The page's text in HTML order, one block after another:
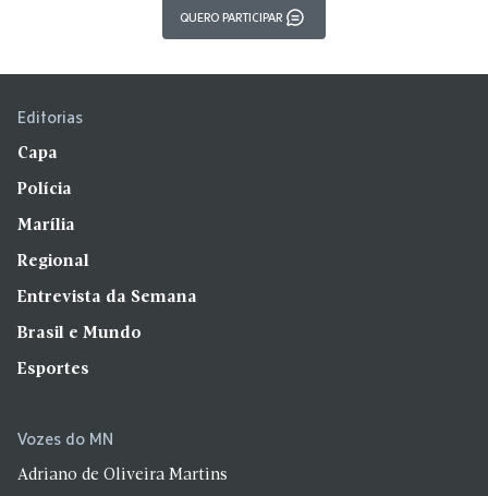
QUERO PARTICIPAR
Editorias
Capa
Polícia
Marília
Regional
Entrevista da Semana
Brasil e Mundo
Esportes
Vozes do MN
Adriano de Oliveira Martins